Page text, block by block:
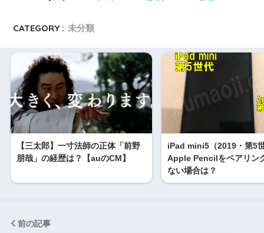
CATEGORY : 未分類
【三太郎】一寸法師の正体「前野
朋哉」の経歴は？【auのCM】
iPad mini5（2019・第5
Apple Pencilをペアリン
ない場合は？
前の記事